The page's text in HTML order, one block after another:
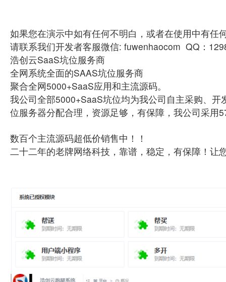
如果您在演示中如有任何不明白，或者在使用中有任
请联系我们开发者客服微信: fuwenhaocom QQ：
浩创云SaaS坑位服务商
全网系统全面的SAAS坑位服务商
聚合全网5000+SaaS应用和主流源码。
我公司全部5000+SaaS坑位均为我公司自主采购、
位服务器分配合理，资源足够，有保障，我公司采
数百个主流源码超低价销售中！！
二十二年的老牌网络科技，靠谱，稳定，有保障！让